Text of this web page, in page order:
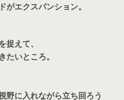
がエクスパンション。
えて、
たいところ。
野に入れながら立ち回ろう